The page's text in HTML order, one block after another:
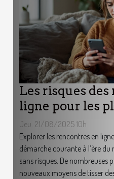
Les risques
ligne pour les
Jeu. 21/08/2025 10h
Explorer les rencontres en
démarche courante à l’ère du
sans risques. De nombreuses
nouveaux moyens de tisser